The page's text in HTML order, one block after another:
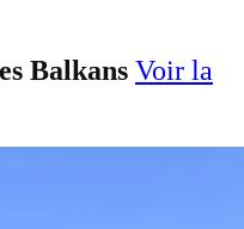
Balkans Voir la